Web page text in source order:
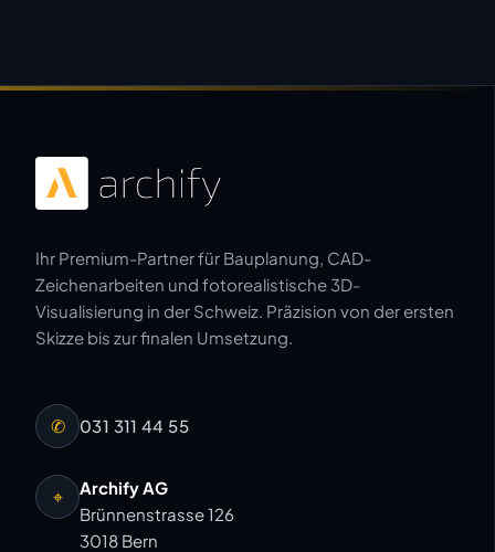
Ihr Premium-Partner für Bauplanung, CAD-
Zeichenarbeiten und fotorealistische 3D-
Visualisierung in der Schweiz. Präzision von der ersten
Skizze bis zur finalen Umsetzung.
✆ 031 311 44 55
⌖
Archify AG
Brünnenstrasse 126
3018 Bern